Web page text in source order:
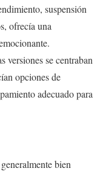
suspensión
ofrecía una
versiones se centraban
opciones de
adecuado para
bien